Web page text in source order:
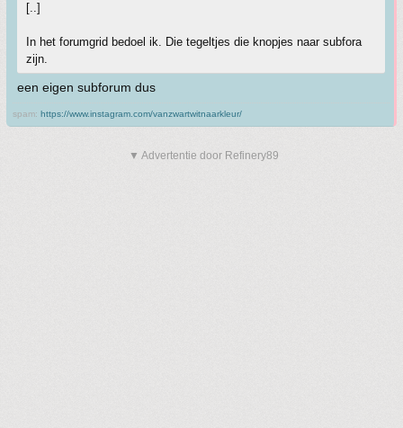
[..]
In het forumgrid bedoel ik. Die tegeltjes die knopjes naar subfora
zijn.
een eigen subforum dus
spam: https://www.instagram.com/vanzwartwitnaarkleur/
▼ Advertentie door Refinery89